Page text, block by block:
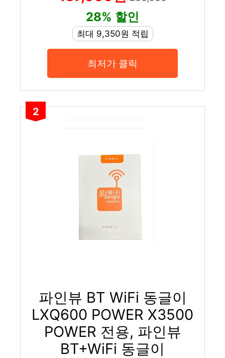
28% 할인
최대 9,350원 적립
최저가 클릭
2
파인뷰 BT WiFi 동글이
LXQ600 POWER X3500
POWER 전용, 파인뷰
BT+WiFi 동글이